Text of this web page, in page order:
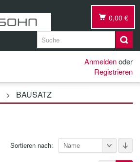
0,00 €
Anmeldenoder
Registrieren
> BAUSATZ
Sortieren nach: Name